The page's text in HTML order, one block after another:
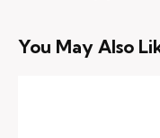
You May Also